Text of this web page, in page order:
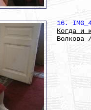
16.
Когда и
Волкова